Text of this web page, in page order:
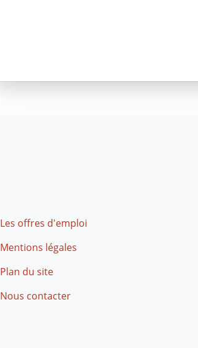
Footer
Les offres d'emploi
Mentions légales
Plan du site
Nous contacter